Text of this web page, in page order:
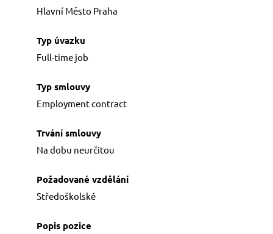
ABOUT US
Licences and certificates
People
References
LOGIN
Hlavní Město Praha
Full-time job
Employment contract
Na dobu neurčitou
Středoškolské